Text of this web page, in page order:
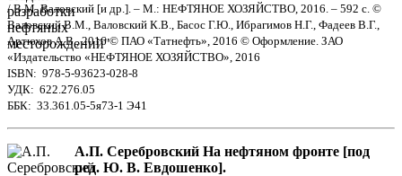
/ В.М. Валовский [и др.]. – М.: НЕФТЯНОЕ ХОЗЯЙСТВО, 2016. – 592 с. ©
Валовский В.М., Валовский К.В., Басос Г.Ю., Ибрагимов Н.Г., Фадеев В.Г.,
Артюхов А.В., 2016 © ПАО «Татнефть», 2016 © Оформление. ЗАО
«Издательство «НЕФТЯНОЕ ХОЗЯЙСТВО», 2016
ISBN: 978-5-93623-028-8
УДК: 622.276.05
ББК: 33.361.05-5я73-1 Э41
А.П. Серебровский На нефтяном фронте [под
ред. Ю. В. Евдошенко].